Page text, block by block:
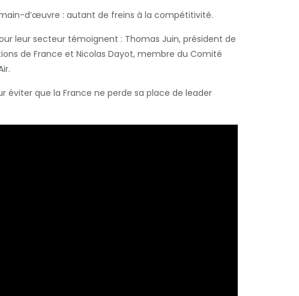
d’œuvre : autant de freins à la compétitivité.
leur secteur témoignent : Thomas Juin, président de
de France et Nicolas Dayot, membre du Comité
que la France ne perde sa place de leader